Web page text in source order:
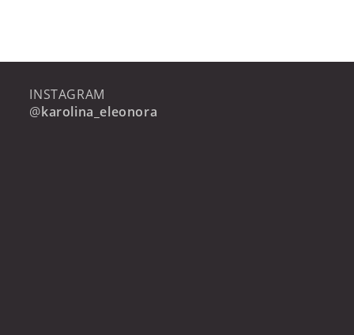
INSTAGRAM
@karolina_eleonora